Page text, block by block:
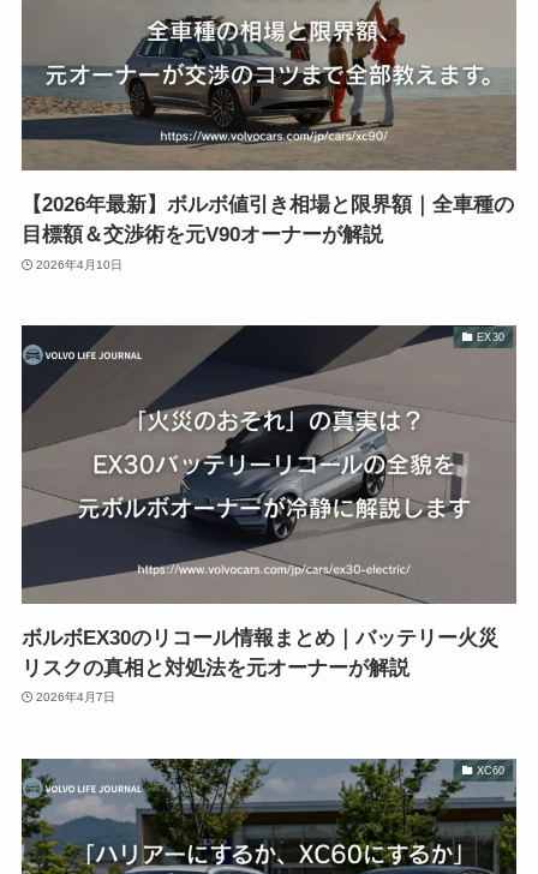
【2026年最新】ボルボ値引き相場と限界額｜全車種の
目標額＆交渉術を元V90オーナーが解説
2026年4月10日
EX30
ボルボEX30のリコール情報まとめ｜バッテリー火災
リスクの真相と対処法を元オーナーが解説
2026年4月7日
XC60